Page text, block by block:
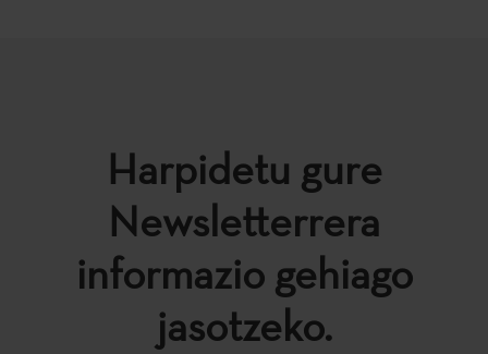
Harpidetu gure
Newsletterrera
informazio gehiago
jasotzeko.